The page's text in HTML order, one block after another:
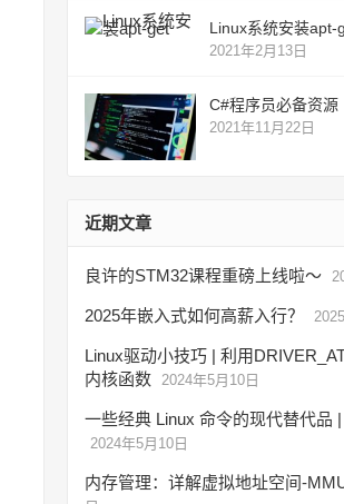
Linux系统安装apt-
2021年2月13日
C#程序员必备资源
2021年11月22日
近期文章
良许的STM32课程重磅上线啦～
2025年嵌入式如何高薪入行？
Linux驱动小技巧 | 利用
内核函数 2024年5月10日
一些经典 Linux 命令的现代替代品
2024年5月10日
内存管理：详解虚拟地址空间-